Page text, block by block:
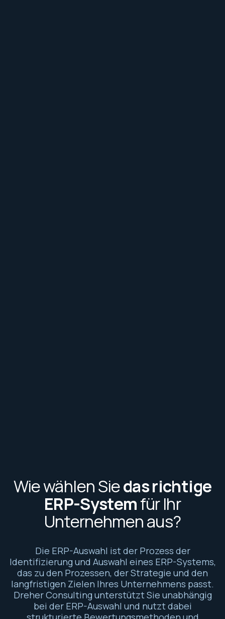
Wie wählen Siedas richtige
ERP-Systemfür Ihr
Unternehmen aus?
Die ERP-Auswahl ist der Prozess der
Identifizierung und Auswahl eines ERP-Systems,
das zu den Prozessen, der Strategie und den
langfristigen Zielen Ihres Unternehmens passt.
Dreher Consulting unterstützt Sie unabhängig
bei der ERP-Auswahl und nutzt dabei